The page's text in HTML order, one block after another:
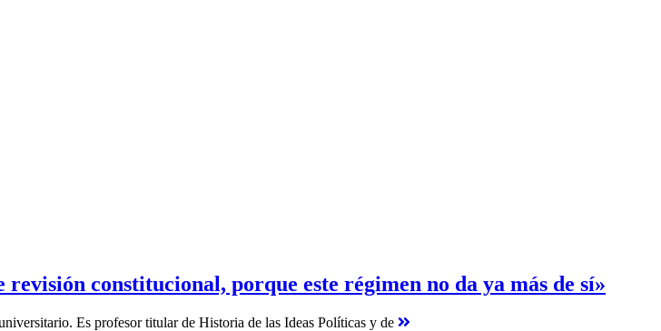
constitucional, porque este régimen no da ya más de sí»
Es profesor titular de Historia de las Ideas Políticas y de